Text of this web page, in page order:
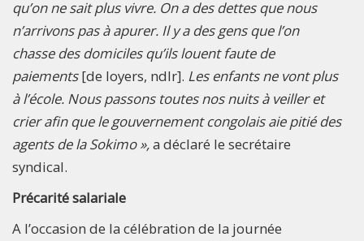
qu’on ne sait plus vivre. On a des dettes que nous
n’arrivons pas à apurer. Il y a des gens que l’on
chasse des domiciles qu’ils louent faute de
paiements[de loyers, ndlr]. Les enfants ne vont plus
à l’école. Nous passons toutes nos nuits à veiller et
crier afin que le gouvernement congolais aie pitié des
agents de la Sokimo »,a déclaré le secrétaire
syndical.
Précarité salariale
A l’occasion de la célébration de la journée